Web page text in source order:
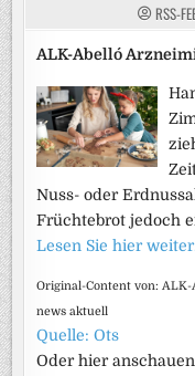
RSS-
ALK-Abelló
Nuss- oder
Früchtebrot jedoch
Lesen Sie hier
Original-Content von:
news aktuell
Quelle: Ots
Oder hier